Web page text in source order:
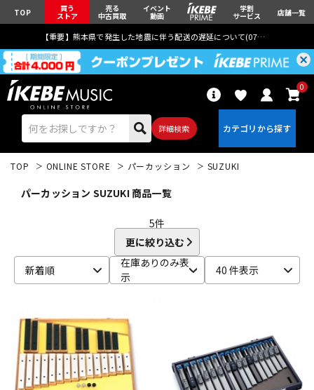
TOP 買う
ストア
売る
中古買取
イベント
動画
学割
サービス 店舗一覧
【重要】熊本県で発生した地震に伴う配送の遅延について(07月29日
詳細検索
0
ドラム パーカッション
TOP ONLINE STORE パーカッション SUZUKI
パーカッション SUZUKI 商品一覧
5件
更に絞り込む
新着順
在庫ありのみ表
示
40 件表示